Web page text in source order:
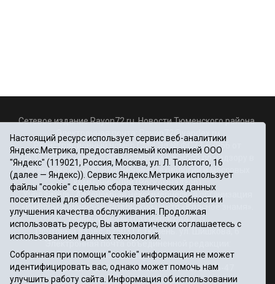
Сетевое издание Rayon72.ru. Новости Тюменского района.
Rayon72@yandex.ru
Регистрационный номер СМИ Эл № ФС77-67956 от
06.12.2016г., выдано Федеральной службой по надзору в
сфере связи, информационных технологий и массовых
коммуникаций (Роскомнадзор)
Учредитель: Автономная некоммерческая организация
«Информационно-издательский центр «Красное знамя».
Главный редактор Некрасова Т. В.
Почтовый адрес: 625031 г.Тюмень. ул. Шишкова, 6
Электронная почта объединенной редакции:
krasnoeznam@rambler.ru
Телефоны 8 (3452) 34-80-60, 69-56-73, 69-56-47
Политика оператора
Настоящий ресурс использует сервис веб-аналитики
Яндекс.Метрика, предоставляемый компанией ООО
"Яндекс" (119021, Россия, Москва, ул. Л. Толстого, 16
(далее — Яндекс)). Сервис Яндекс.Метрика использует
файлы "cookie" с целью сбора технических данных
посетителей для обеспечения работоспособности и
улучшения качества обслуживания. Продолжая
использовать ресурс, Вы автоматически соглашаетесь с
использованием данных технологий.
Собранная при помощи "cookie" информация не может
идентифицировать вас, однако может помочь нам
улучшить работу сайта. Информация об использовании